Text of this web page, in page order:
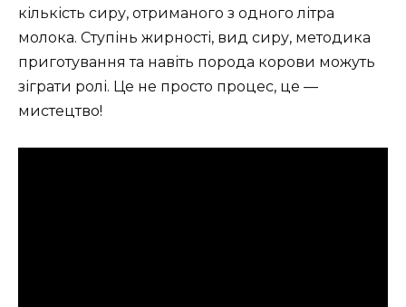
кількість сиру, отриманого з одного літра
молока. Ступінь жирності, вид сиру, методика
приготування та навіть порода корови можуть
зіграти ролі. Це не просто процес, це —
мистецтво!